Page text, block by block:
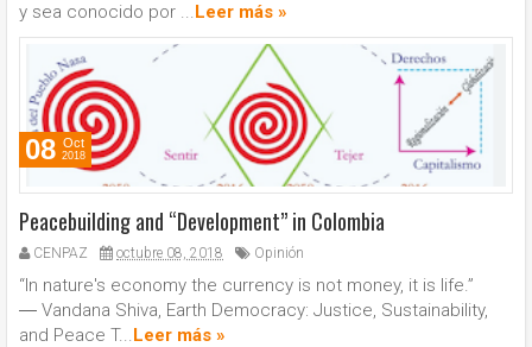
y sea conocido por ...Leer más »
Peacebuilding and “Development” in Colombia
CENPAZ octubre 08, 2018 Opinión
“In nature's economy the currency is not money, it is life.”
― Vandana Shiva, Earth Democracy: Justice, Sustainability,
and Peace T...Leer más »
08 Oct
2018